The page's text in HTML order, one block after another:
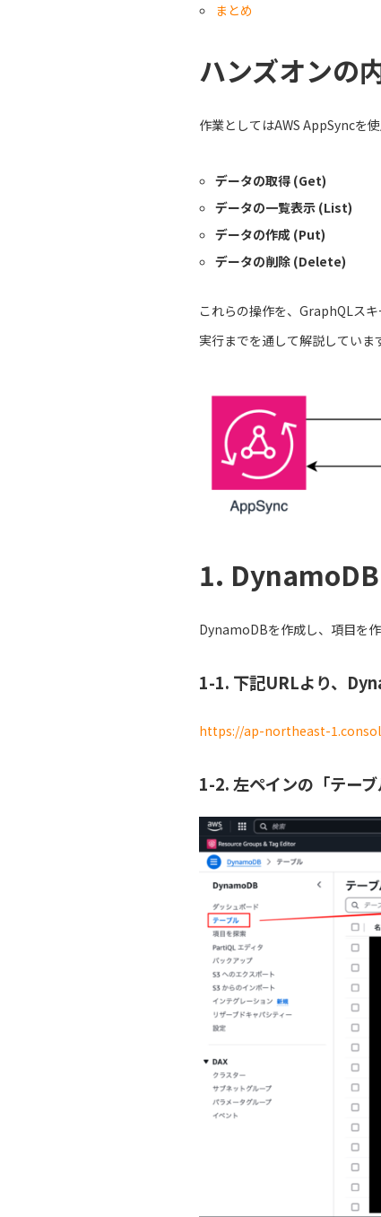
まとめ
ハンズオンの
作業としてはAWS AppSyncを
データの取得 (Get)
データの一覧表示 (List)
データの作成 (Put)
データの削除 (Delete)
これらの操作を、GraphQLス
実行までを通して解説していま
1.
DynamoDBを作成し、項目を作
1-1. 下記URLより、
https://ap-northeast-
1-2. 左ペインの「テー